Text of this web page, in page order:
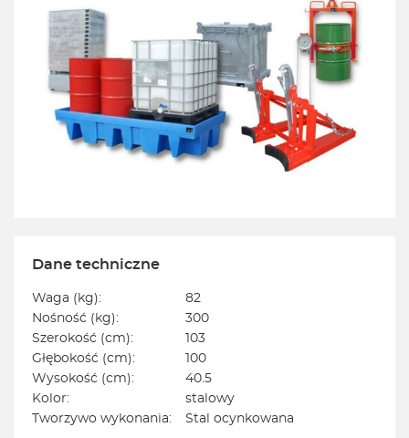
Dane techniczne
Waga (kg):
82
Nośność (kg):
300
Szerokość (cm):
103
Głębokość (cm):
100
Wysokość (cm):
40.5
Kolor:
stalowy
Tworzywo wykonania:
Stal ocynkowana